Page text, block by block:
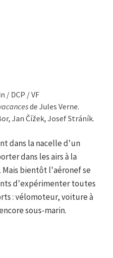
/ DCP / VF
de Jules Verne.
Jan Čížek, Josef Stráník.
dans la nacelle d'un
dans les airs à la
bientôt l'aéronef se
d'expérimenter toutes
: vélomoteur, voiture à
sous-marin.